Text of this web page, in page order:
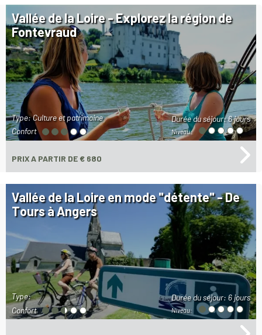
Vallée de la Loire - Explorez la région de
Fontevraud
Durée du séjour:6 jours
Niveau:
Type: Culture et patrimoine
Confort
PRIXA PARTIR DE € 680
Vallée de la Loire en mode "détente" - De
Tours à Angers
Durée du séjour: 6 jours
Niveau:
Type:
Confort